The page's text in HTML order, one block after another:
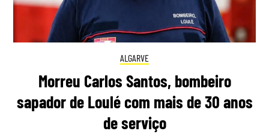
ALGARVE
Morreu Carlos Santos, bombeiro
sapador de Loulé com mais de 30 anos
de serviço